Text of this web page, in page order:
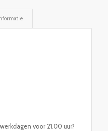
voor 21.00 uur?